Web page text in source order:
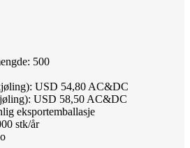
500
USD 54,80 AC&DC
USD 58,50 AC&DC
eksportemballasje
stk/år